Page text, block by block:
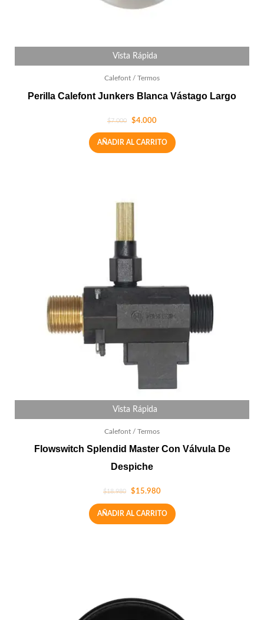
Vista Rápida
Calefont / Termos
Perilla Calefont Junkers Blanca Vástago Largo
$7.000 $4.000
AÑADIR AL CARRITO
Vista Rápida
Calefont / Termos
Flowswitch Splendid Master Con Válvula De
Despiche
$18.980 $15.980
AÑADIR AL CARRITO